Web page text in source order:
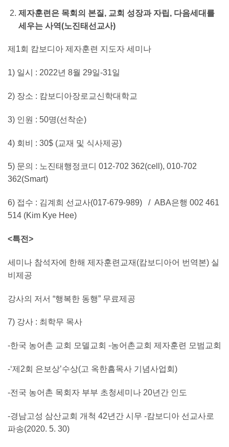
제자훈련은 목회의 본질, 교회 성장과 자립, 다음세대를
세우는 사역(노진태선교사)
제1회 캄보디아 제자훈련 지도자 세미나
1) 일시 : 2022년 8월 29일-31일
2) 장소 : 캄보디아장로교신학대학교
3) 인원 : 50명(선착순)
4) 회비 : 30$ (교재 및 식사제공)
5) 문의 : 노진태행정코디 012-702 362(cell), 010-702
362(Smart)
6) 접수 : 김계희 선교사(017-679-989) / ABA은행 002 461
514 (Kim Kye Hee)
<특전>
세미나 참석자에 한해 제자훈련교재(캄보디아어 번역본) 실
비제공
강사의 저서 “행복한 동행” 무료제공
7) 강사 : 최학무 목사
-한국 농어촌 교회 모델교회 -농어촌교회 제자훈련 모범교회
-‘제2회 은보상’수상(고 옥한흠목사 기념사업회)
-전국 농어촌 목회자 부부 초청세미나 20년간 인도
-경남고성 삼산교회 개척 42년간 시무 -캄보디아 선교사로
파송(2020. 5. 30)